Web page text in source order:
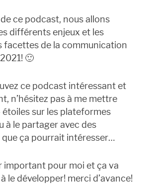
ce podcast, nous allons
différents enjeux et les
facettes de la communication
🙂
ce podcast intéressant et
n’hésitez pas à me mettre
étoiles sur les plateformes
à le partager avec des
que ça pourrait intéresser…
important pour moi et ça va
le développer! merci d’avance!